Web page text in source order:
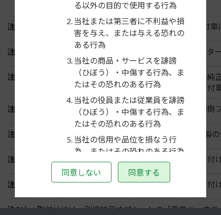
注14） ディーラーオプションのインターナビシステム付
注15） ディーラーオプションの8インチベーシックイン
注16）
8インチナビゲーションを取付ける場合は、別途
ーオプションの8インチベーシックインターナビ
注17） 8インチナビゲーションを取付ける場合は、車両
注18） アルパイン/クラリオン/ケンウッド/パイオニア製
注19） 市販のパイオニア製9インチナビゲーションの取
注20） 市販のアルパイン製9インチナビゲーションの取
注21） 取付けには、別途純正オプションの「変換ハーネ
る以外の目的で使用する行為
当社または第三者に不利益や損
害を与え、または与える恐れの
ある行為
当社の商品・サービスを誹謗
（ひぼう）・中傷する行為、ま
たはその恐れのある行為
当社の役員または従業員を誹謗
（ひぼう）・中傷する行為、ま
たはその恐れのある行為
当社の信用や品位を損なう行
為、またはその恐れのある行為
犯罪行為もしくは犯罪行為に結
びつく行為、またはその恐れの
法律、法令もしくは条令に違反
同意しない 同意する